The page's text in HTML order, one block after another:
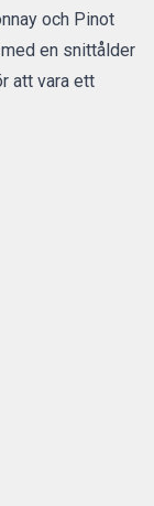
och Pinot
en snittålder
att vara ett